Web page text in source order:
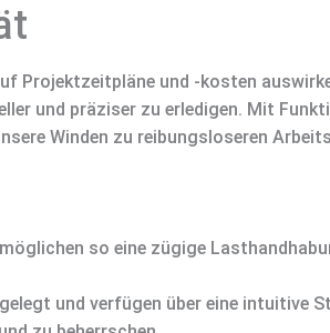
Projektzeitpläne und -kosten
und präziser zu erledigen. Mit
Winden zu reibungsloseren
so eine zügige
und verfügen über eine intuitive